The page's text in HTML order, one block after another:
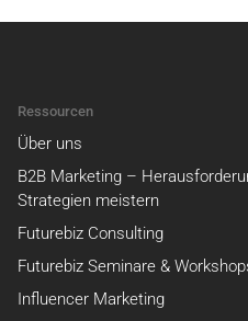
Ressourcen
Über uns
B2B Marketing –
Strategien meistern
Futurebiz Consulting
Futurebiz Seminare &
Influencer Marketing